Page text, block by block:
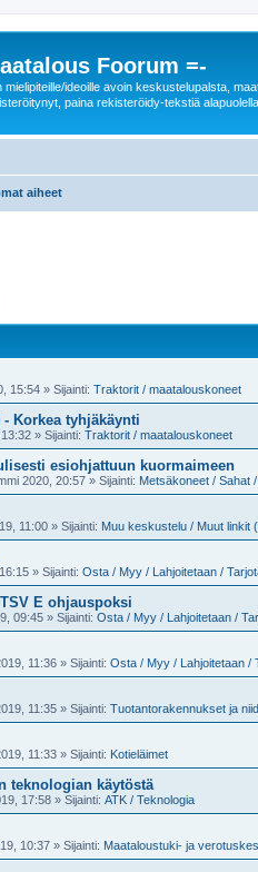
Foorum =-
mielipiteille/ideoille avoin keskustelupalsta,
paina rekisteröidy-tekstiä alapuolella.
aiheet
15:54 » Sijainti: Traktorit / maatalouskoneet
Korkea tyhjäkäynti
» Sijainti: Traktorit / maatalouskoneet
esiohjattuun kuormaimeen
2020, 20:57 » Sijainti: Metsäkoneet / Sahat
11:00 » Sijainti: Muu keskustelu / Muut linkit
» Sijainti: Osta / Myy / Lahjoitetaan /
E ohjauspoksi
09:45 » Sijainti: Osta / Myy / Lahjoitetaan /
11:36 » Sijainti: Osta / Myy / Lahjoitetaan /
11:35 » Sijainti: Tuotantorakennukset ja
11:33 » Sijainti: Kotieläimet
teknologian käytöstä
17:58 » Sijainti: ATK / Teknologia
10:37 » Sijainti: Maataloustuki- ja